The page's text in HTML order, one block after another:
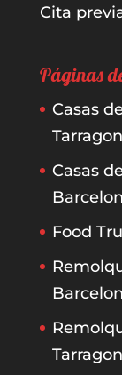
Cita
Páginas
Casas
Casas
Food